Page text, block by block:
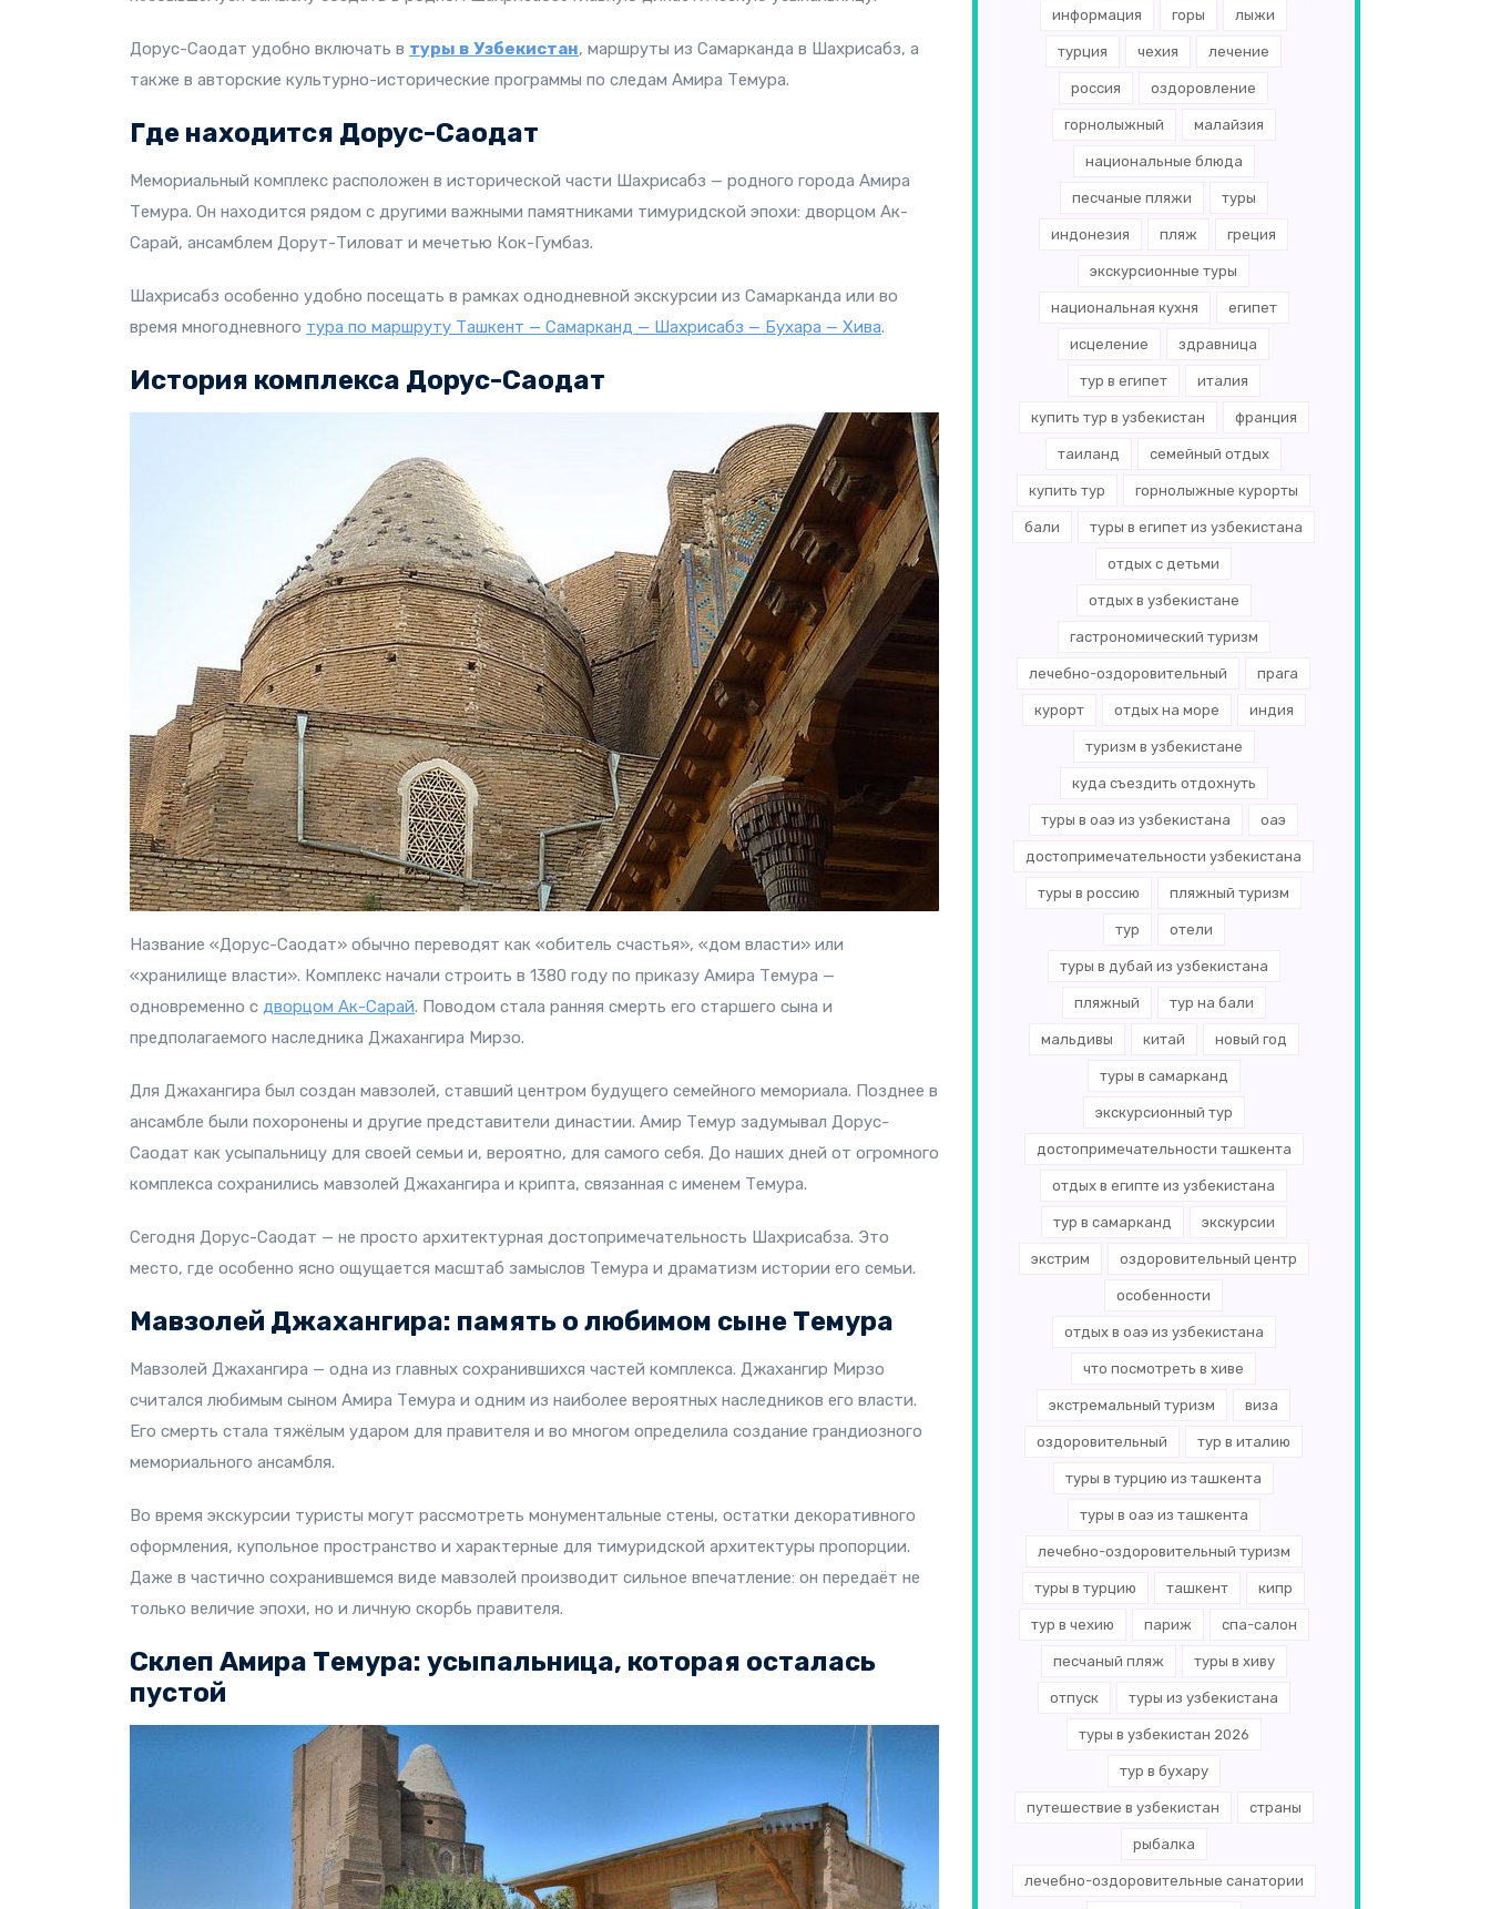
Дорус-Саодат удобно включать в туры в Узбекистан, маршруты из Самарканда в Шахрисабз, а
также в авторские культурно-исторические программы по следам Амира Темура.
Где находится Дорус-Саодат
Мемориальный комплекс расположен в исторической части Шахрисабз — родного города Амира
Темура. Он находится рядом с другими важными памятниками тимуридской эпохи: дворцом Ак-
Сарай, ансамблем Дорут-Тиловат и мечетью Кок-Гумбаз.
Шахрисабз особенно удобно посещать в рамках однодневной экскурсии из Самарканда или во
время многодневного тура по маршруту Ташкент — Самарканд — Шахрисабз — Бухара — Хива.
История комплекса Дорус-Саодат
Название «Дорус-Саодат» обычно переводят как «обитель счастья», «дом власти» или
«хранилище власти». Комплекс начали строить в 1380 году по приказу Амира Темура —
одновременно с дворцом Ак-Сарай. Поводом стала ранняя смерть его старшего сына и
предполагаемого наследника Джахангира Мирзо.
Для Джахангира был создан мавзолей, ставший центром будущего семейного мемориала. Позднее в
ансамбле были похоронены и другие представители династии. Амир Темур задумывал Дорус-
Саодат как усыпальницу для своей семьи и, вероятно, для самого себя. До наших дней от огромного
комплекса сохранились мавзолей Джахангира и крипта, связанная с именем Темура.
Сегодня Дорус-Саодат — не просто архитектурная достопримечательность Шахрисабза. Это
место, где особенно ясно ощущается масштаб замыслов Темура и драматизм истории его семьи.
Мавзолей Джахангира: память о любимом сыне Темура
Мавзолей Джахангира — одна из главных сохранившихся частей комплекса. Джахангир Мирзо
считался любимым сыном Амира Темура и одним из наиболее вероятных наследников его власти.
Его смерть стала тяжёлым ударом для правителя и во многом определила создание грандиозного
мемориального ансамбля.
Во время экскурсии туристы могут рассмотреть монументальные стены, остатки декоративного
оформления, купольное пространство и характерные для тимуридской архитектуры пропорции.
Даже в частично сохранившемся виде мавзолей производит сильное впечатление: он передаёт не
только величие эпохи, но и личную скорбь правителя.
Склеп Амира Темура: усыпальница, которая осталась
пустой
информация горы лыжи
турция чехия лечение
россия оздоровление
горнолыжный малайзия
национальные блюда
песчаные пляжи туры
индонезия пляж греция
экскурсионные туры
национальная кухня египет
исцеление здравница
тур в египет италия
купить тур в узбекистан франция
таиланд семейный отдых
купить тур горнолыжные курорты
бали туры в египет из узбекистана
отдых с детьми
отдых в узбекистане
гастрономический туризм
лечебно-оздоровительный прага
курорт отдых на море индия
туризм в узбекистане
куда съездить отдохнуть
туры в оаэ из узбекистана оаэ
достопримечательности узбекистана
туры в россию пляжный туризм
тур отели
туры в дубай из узбекистана
пляжный тур на бали
мальдивы китай новый год
туры в самарканд
экскурсионный тур
достопримечательности ташкента
отдых в египте из узбекистана
тур в самарканд экскурсии
экстрим оздоровительный центр
особенности
отдых в оаэ из узбекистана
что посмотреть в хиве
экстремальный туризм виза
оздоровительный тур в италию
туры в турцию из ташкента
туры в оаэ из ташкента
лечебно-оздоровительный туризм
туры в турцию ташкент кипр
тур в чехию париж спа-салон
песчаный пляж туры в хиву
отпуск туры из узбекистана
туры в узбекистан 2026
тур в бухару
путешествие в узбекистан страны
рыбалка
лечебно-оздоровительные санатории